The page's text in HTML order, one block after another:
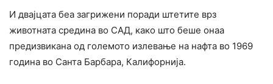
И двајцата беа загрижени поради штетите врз
животната средина во САД, како што беше онаа
предизвикана од големото излевање на нафта во 1969
година во Санта Барбара, Калифорнија.